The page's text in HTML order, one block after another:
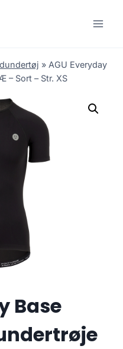
» AGU Everyday
– Sort – Str. XS
Base